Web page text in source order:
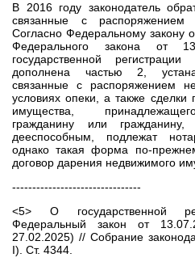
В 2016 году законодатель
связанные с распоряжением
Согласно Федеральному закону
Федерального закона от
государственной
дополнена частью 2,
связанные с распоряжением
условиях опеки, а также
имущества,
гражданину или гражданину,
дееспособным, подлежат
однако такая форма по-
договор дарения недвижимого
--------------------------------
<5> О государственной
Федеральный закон от
27.02.2025) // Собрание
I). Ст. 4344.